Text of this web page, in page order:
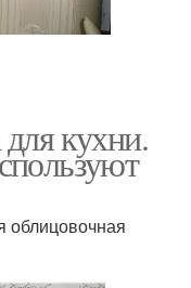
кухни.
облицовочная